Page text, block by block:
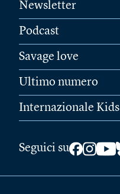
Newsletter
Podcast
Savage love
Ultimo numero
Internazionale Kids
Seguici su